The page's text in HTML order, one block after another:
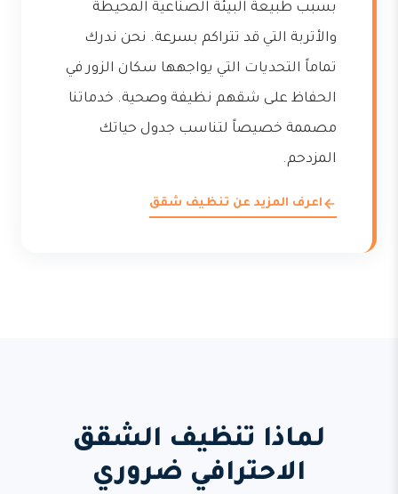
بسبب طبيعة البيئة الصناعية المحيطة
والأتربة التي قد تتراكم بسرعة. نحن ندرك
تماماً التحديات التي يواجهها سكان الزور في
الحفاظ على شقهم نظيفة وصحية. خدماتنا
مصممة خصيصاً لتناسب جدول حياتك
المزدحم.
اعرف المزيد عن تنظيف شقق
لماذا تنظيف الشقق
الاحترافي ضروري